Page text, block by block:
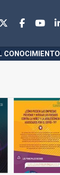
CONOCIMIENTO